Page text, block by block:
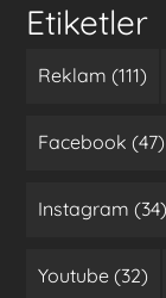
Etiketler
Reklam (111)
Facebook (47)
Instagram (34)
Youtube (32)